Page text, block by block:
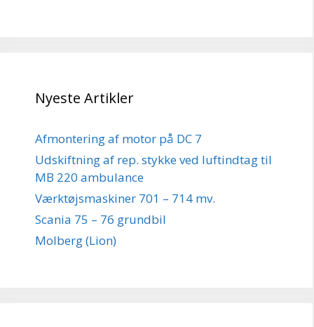
Nyeste Artikler
Afmontering af motor på DC 7
Udskiftning af rep. stykke ved luftindtag til
MB 220 ambulance
Værktøjsmaskiner 701 – 714 mv.
Scania 75 – 76 grundbil
Molberg (Lion)